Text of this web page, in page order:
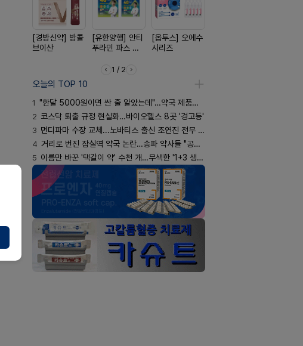
[경방신약] 방콜
브이산
[유한양행] 안티
푸라민 파스 시
[옵투스] 오에수
시리즈
1 / 2
오늘의 TOP 10
1 "한달 5000원이면 싼 줄 알았는데"…약국 제품과 비교해보니
2 코스닥 퇴출 규정 현실화…바이오헬스 8곳 '경고등'
3 먼디파마 수장 교체...노바티스 출신 조연진 전무 내정
4 거리로 번진 잠실역 약국 논란…송파 약사들 "공공성 훼손"
5 이름만 바꾼 '택갈이 약' 수천 개…무색한 '1+3 생동'